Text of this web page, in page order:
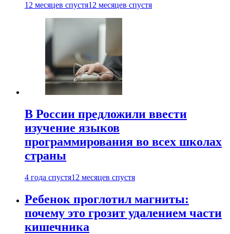
12 месяцев спустя12 месяцев спустя
В России предложили ввести
изучение языков
программирования во всех школах
страны
4 года спустя12 месяцев спустя
Ребенок проглотил магниты:
почему это грозит удалением части
кишечника